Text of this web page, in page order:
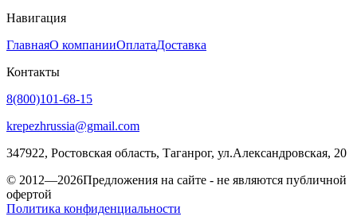
Навигация
ГлавнаяО компанииОплатаДоставка
Контакты
8(800)101-68-15
krepezhrussia@gmail.com
347922, Ростовская область, Таганрог, ул.Александровская, 20
© 2012—2026Предложения на сайте - не являются публичной
офертой
Политика конфиденциальности